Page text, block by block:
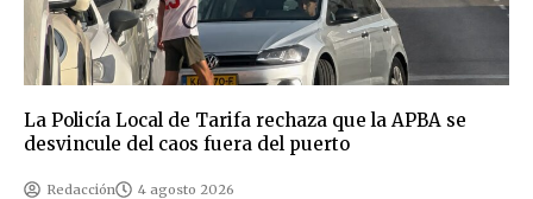
La Policía Local de Tarifa rechaza que la APBA se
desvincule del caos fuera del puerto
Redacción 4 agosto 2026